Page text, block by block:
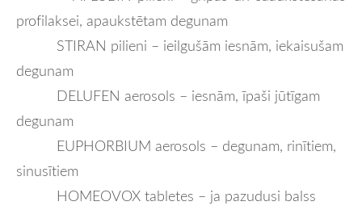
profilaksei, apaukstētam degunam
STIRAN pilieni – ieilgušām iesnām, iekaisušam
degunam
DELUFEN aerosols – iesnām, īpaši jūtīgam
degunam
EUPHORBIUM aerosols – degunam, rinītiem,
sinusītiem
HOMEOVOX tabletes – ja pazudusi balss